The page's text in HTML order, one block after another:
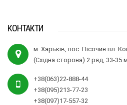
КОНТАКТИ
м. Харьків, пос. Пісочин пл.
(Східна сторона) 2 ряд, 33-35
+38(063)22-888-44
+38(095)213-77-23
+38(097)17-557-32